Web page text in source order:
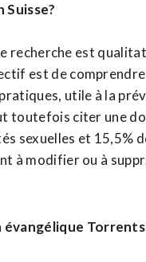
recherche est
est de
utile à la
toutefois citer une
sexuelles et 15,5%
à modifier ou à
évangélique